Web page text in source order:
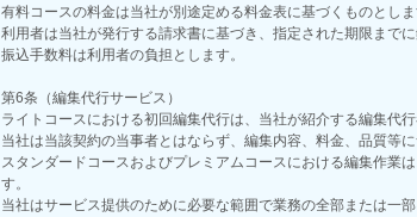
有料コースの料金は当社が別途定める料金表に基づくものとしま
利用者は当社が発行する請求書に基づき、指定された期限まで
振込手数料は利用者の負担とします。
第6条（編集代行サービス）
ライトコースにおける初回編集代行は、当社が紹介する編集代
当社は当該契約の当事者とはならず、編集内容、料金、品質等に
スタンダードコースおよびプレミアムコースにおける編集作業
す。
当社はサービス提供のために必要な範囲で業務の全部または一